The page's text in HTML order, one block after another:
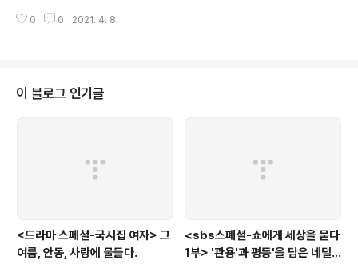
한다. 그리고 들이받는 지프에서 유유히 등장하는 지강인,
한 화두를 던지고 있다. 나이가 들어간다는 건 내가 지금까
이기도 하다. '내 나이가 어때서?'라는 노래도 있지만 대부
분의 사람들에게 나이듦은 '제한',이나 '한계', 혹은 '후퇴'로
0 0 2021. 4. 8.
이 블로그 인기글
<드라마 스페셜-국시집 여자> 그
여름, 안동, 사랑에 물들다.
<sbs스폐셜-쇼에게 세상을 묻다
1부> '관용'과 평등'을 담은 네덜